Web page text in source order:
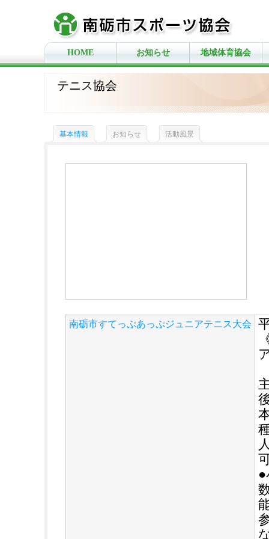
HOME お知らせ 地域体育協会
テニス協会
基本情報 お知らせ 活動風景
南砺市すてっぷあっぷジュニアテニス大会